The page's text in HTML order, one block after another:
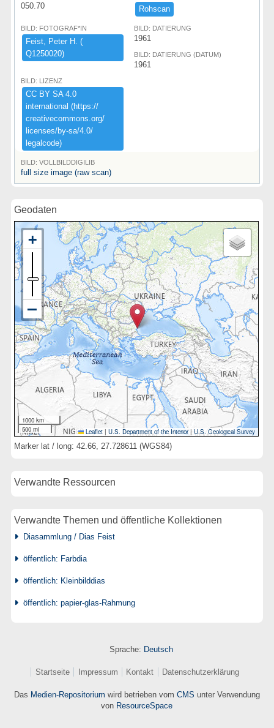
050.70 Rohscan
BILD: FOTOGRAF*IN
Feist,​ ​Peter ​H.​ ​(​
Q1250020)​
BILD: DATIERUNG
1961
BILD: DATIERUNG (DATUM)
1961
BILD: LIZENZ
CC ​BY ​SA ​4.​0 ​
international ​(​https:​/​/​
creativecommons.​org/​
licenses/​by-​sa/​4.​0/​
legalcode)​
BILD: VOLLBILDDIGILIB
full size image (raw scan)
Geodaten
1000 km
500 mi
Leaflet | U.S. Department of the Interior|U.S. Geological Survey
Marker lat / long: 42.66, 27.728611 (WGS84)
Verwandte Ressourcen
Verwandte Themen und öffentliche Kollektionen
Diasammlung / Dias Feist
öffentlich: Farbdia
öffentlich: Kleinbilddias
öffentlich: papier-glas-Rahmung
Sprache: Deutsch
Startseite Impressum Kontakt Datenschutzerklärung
Das Medien-Repositorium wird betrieben vom CMS unter Verwendung
von ResourceSpace